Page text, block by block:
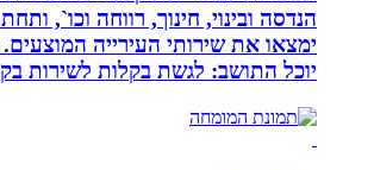
הנדסה ובינוי, חינוך, רווחה וכו`, ותחת כל
ימצאו את שירותי העירייה המוצעים.
יוכל התושב: לגשת בקלות לשירות בקליק.